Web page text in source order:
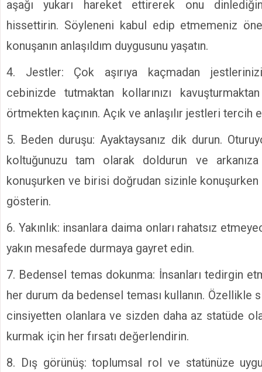
aşağı yukarı hareket ettirerek onu
hissettirin. Söyleneni kabul edip etmemeniz
konuşanın anlaşıldım duygusunu yaşatın.
4. Jestler: Çok aşırıya kaçmadan
cebinizde tutmaktan kollarınızı
örtmekten kaçının. Açık ve anlaşılır jestleri tercih
5. Beden duruşu: Ayaktaysanız dik durun.
koltuğunuzu tam olarak doldurun ve
konuşurken ve birisi doğrudan sizinle
gösterin.
6. Yakınlık: insanlara daima onları rahatsız
yakın mesafede durmaya gayret edin.
7. Bedensel temas dokunma: İnsanları tedirgin
her durum da bedensel teması kullanın. Özellikle
cinsiyetten olanlara ve sizden daha az statüde
kurmak için her fırsatı değerlendirin.
8. Dış görünüş: toplumsal rol ve statünüze